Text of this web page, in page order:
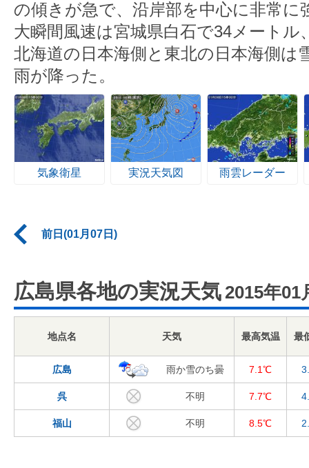
の傾きが急で、沿岸部を中心に非常に
大瞬間風速は宮城県白石で34メートル
北海道の日本海側と東北の日本海側は
雨が降った。
気象衛星 実況天気図 雨雲レーダー
前日(01月07日)
広島県各地の実況天気 2015年01
地点名 天気 最高気温 最
広島 雨か雪のち曇 7.1℃
呉 不明 7.7℃
福山 不明 8.5℃